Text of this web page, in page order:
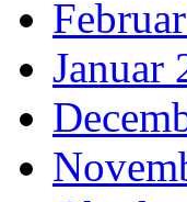
Januar